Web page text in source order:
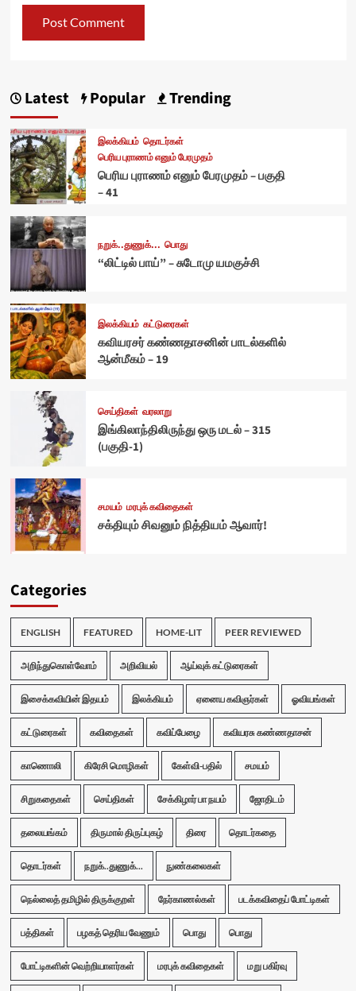
Latest Popular Trending
இலக்கியம் தொடர்கள்
பெரிய புராணம் எனும் பேரமுதம்
பெரிய புராணம் எனும் பேரமுதம் – பகுதி
– 41
நறுக்..துணுக்... பொது
“லிட்டில் பாய்” – சுடோமு யமகுச்சி
இலக்கியம் கட்டுரைகள்
கவியரசர் கண்ணதாசனின் பாடல்களில்
ஆன்மீகம் – 19
செய்திகள் வரலாறு
இங்கிலாந்திலிருந்து ஒரு மடல் – 315
(பகுதி-1)
சமயம் மரபுக் கவிதைகள்
சக்தியும் சிவனும் நித்தியம் ஆவார்!
Categories
ENGLISH FEATURED HOME-LIT PEER REVIEWED
அறிந்துகொள்வோம் அறிவியல் ஆய்வுக் கட்டுரைகள்
இசைக்கவியின் இதயம் இலக்கியம் ஏனைய கவிஞர்கள் ஓவியங்கள்
கட்டுரைகள் கவிதைகள் கவிப்பேழை கவியரசு கண்ணதாசன்
காணொலி கிரேசி மொழிகள் கேள்வி-பதில் சமயம்
சிறுகதைகள் செய்திகள் சேக்கிழார் பா நயம் ஜோதிடம்
தலையங்கம் திருமால் திருப்புகழ் திரை தொடர்கதை
தொடர்கள் நறுக்..துணுக்... நுண்கலைகள்
நெல்லைத் தமிழில் திருக்குறள் நேர்காணல்கள் படக்கவிதைப் போட்டிகள்
பத்திகள் பழகத் தெரிய வேணும் பொது பொது
போட்டிகளின் வெற்றியாளர்கள் மரபுக் கவிதைகள் மறு பகிர்வு